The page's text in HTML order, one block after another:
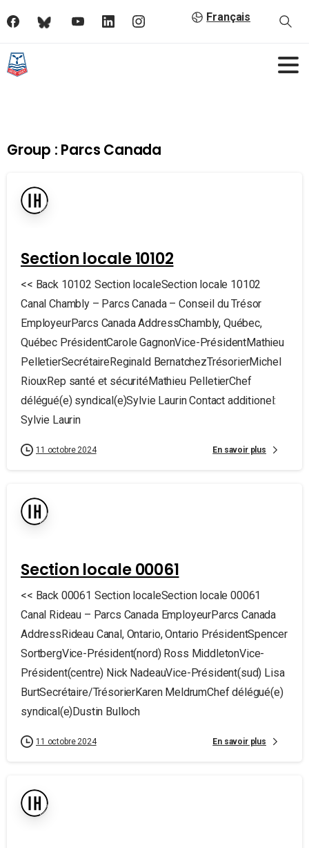
Français
Group : Parcs Canada
Section locale 10102
<< Back 10102 Section localeSection locale 10102
Canal Chambly – Parcs Canada – Conseil du Trésor
EmployeurParcs Canada AddressChambly, Québec,
Québec PrésidentCarole GagnonVice-PrésidentMathieu
PelletierSecrétaireReginald BernatchezTrésorierMichel
RiouxRep santé et sécuritéMathieu PelletierChef
délégué(e) syndical(e)Sylvie Laurin Contact additionel:
Sylvie Laurin
11 octobre 2024 En savoir plus
Section locale 00061
<< Back 00061 Section localeSection locale 00061
Canal Rideau – Parcs Canada EmployeurParcs Canada
AddressRideau Canal, Ontario, Ontario PrésidentSpencer
SortbergVice-Président(nord) Ross MiddletonVice-
Président(centre) Nick NadeauVice-Président(sud) Lisa
BurtSecrétaire/TrésorierKaren MeldrumChef délégué(e)
syndical(e)Dustin Bulloch
11 octobre 2024 En savoir plus